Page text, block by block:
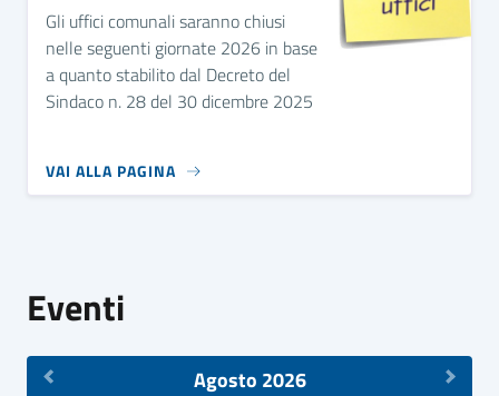
Gli uffici comunali saranno chiusi
nelle seguenti giornate 2026 in base
a quanto stabilito dal Decreto del
Sindaco n. 28 del 30 dicembre 2025
VAI ALLA PAGINA
Eventi
Agosto 2026